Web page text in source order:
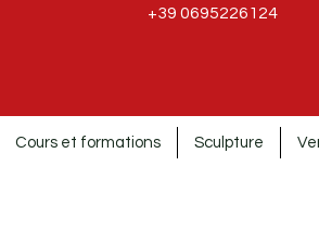
+39 0695226124
Cours et formations Sculpture